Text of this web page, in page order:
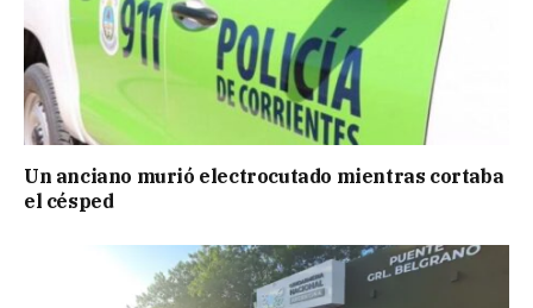
Un anciano murió electrocutado mientras cortaba
el césped